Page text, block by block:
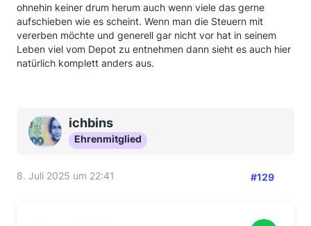
ohnehin keiner drum herum auch wenn viele das gerne
aufschieben wie es scheint. Wenn man die Steuern mit
vererben möchte und generell gar nicht vor hat in seinem
Leben viel vom Depot zu entnehmen dann sieht es auch hier
natürlich komplett anders aus.
ichbins
Ehrenmitglied
8. Juli 2025 um 22:41 #129